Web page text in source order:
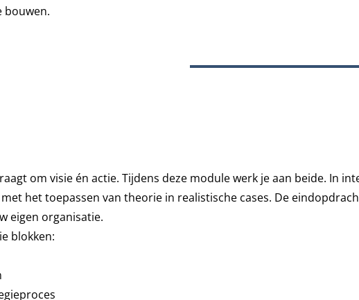
bouwen.
om visie én actie. Tijdens deze module werk je aan beide. In
het toepassen van theorie in realistische cases. De
eigen organisatie.
blokken: